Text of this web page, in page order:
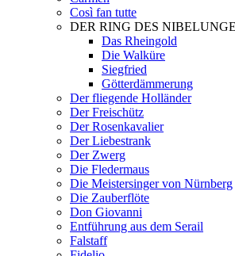
Così fan tutte
DER RING DES
Das Rheingold
Die Walküre
Siegfried
Götterdämmerung
Der fliegende Holländer
Der Freischütz
Der Rosenkavalier
Der Liebestrank
Der Zwerg
Die Fledermaus
Die Meistersinger von Nürnberg
Die Zauberflöte
Don Giovanni
Entführung aus dem Serail
Falstaff